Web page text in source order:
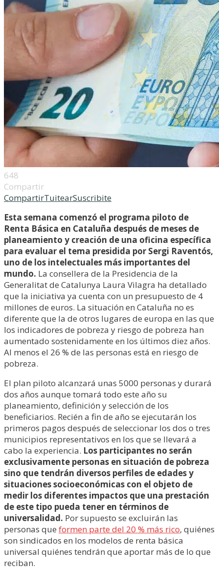
648
Compartir
CompartirTuitearSuscribite
Esta semana comenzó el programa piloto de
Renta Básica en Cataluña después de meses de
planeamiento y creación de una oficina específica
para evaluar el tema presidida por Sergi Raventós,
uno de los intelectuales más importantes del
mundo. La consellera de la Presidencia de la
Generalitat de Catalunya Laura Vilagra ha detallado
que la iniciativa ya cuenta con un presupuesto de 4
millones de euros. La situación en Cataluña no es
diferente que la de otros lugares de europa en las que
los indicadores de pobreza y riesgo de pobreza han
aumentado sostenidamente en los últimos diez años.
Al menos el 26 % de las personas está en riesgo de
pobreza.
El plan piloto alcanzará unas 5000 personas y durará
dos años aunque tomará todo este año su
planeamiento, definición y selección de los
beneficiarios. Recién a fin de año se ejecutarán los
primeros pagos después de seleccionar los dos o tres
municipios representativos en los que se llevará a
cabo la experiencia. Los participantes no serán
exclusivamente personas en situación de pobreza
sino que tendrán diversos perfiles de edades y
situaciones socioeconómicas con el objeto de
medir los diferentes impactos que una prestación
de este tipo pueda tener en términos de
universalidad. Por supuesto se excluirán las
personas que formen parte del 20 % más rico, quiénes
son sindicados en los modelos de renta básica
universal quiénes tendrán que aportar más de lo que
reciban.